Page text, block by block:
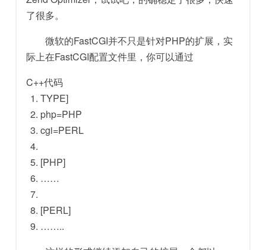
了很多。
微软的FastCGI并不只是针对PHP的扩展，实
际上在FastCGI配置文件里，你可以通过
C++代码
TYPE]
php=PHP
cgi=PERL
[PHP]
……
[PERL]
……..